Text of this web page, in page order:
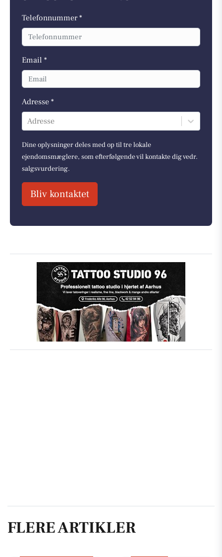
Telefonnummer *
Email *
Adresse *
Adresse
Dine oplysninger deles med op til tre lokale
ejendomsmæglere, som efterfølgende vil kontakte dig vedr.
salgsvurdering.
Bliv kontaktet
FLERE ARTIKLER